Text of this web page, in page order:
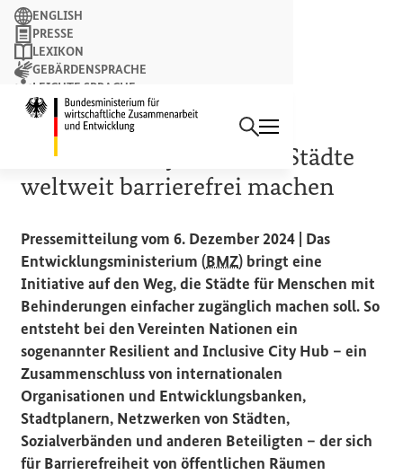
Suchbegriff
Suchen
ENGLISH
PRESSE
LEXIKON
GEBÄRDENSPRACHE
LEICHTE SPRACHE
NEWSLETTER
STADTENTWICKLUNG
Inclusive City Hub
“ soll Städte
weltweit barrierefrei machen
Pressemitteilung vom 6. Dezember 2024 | Das
Entwicklungsministerium (BMZ) bringt eine
Initiative auf den Weg, die Städte für Menschen mit
Behinderungen einfacher zugänglich machen soll. So
entsteht bei den Vereinten Nationen ein
sogenannterResilient and Inclusive City Hub – ein
Zusammenschluss von internationalen
Organisationen und Entwicklungsbanken,
Stadtplanern, Netzwerken von Städten,
Sozialverbänden und anderen Beteiligten – der sich
für Barrierefreiheit von öffentlichen Räumen